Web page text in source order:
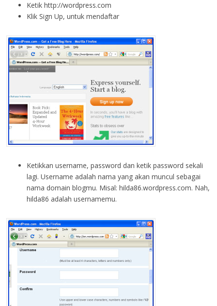
Ketik http://wordpress.com
Klik Sign Up, untuk mendaftar
Ketikkan username, password dan ketik password sekali
lagi. Username adalah nama yang akan muncul sebagai
nama domain blogmu. Misal: hilda86.wordpress.com. Nah,
hilda86 adalah usernamemu.